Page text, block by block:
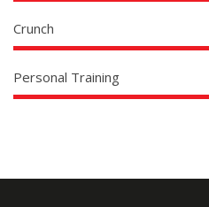
Crunch
Personal Training